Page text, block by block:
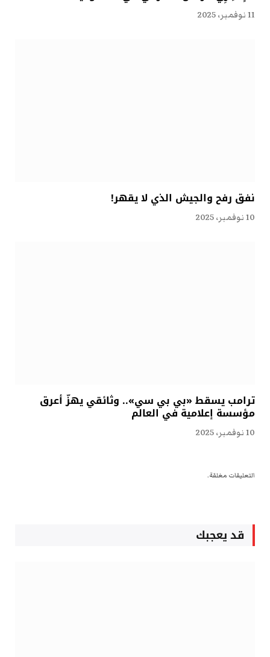
11 نوفمبر، 2025
نفق رفح والجيش الذي لا يقهر!
10 نوفمبر، 2025
ترامب يسقط «بي بي سي».. وثائقي يهزّ أعرق
مؤسسة إعلامية في العالم
10 نوفمبر، 2025
التعليقات مغلقة.
قد يعجبك